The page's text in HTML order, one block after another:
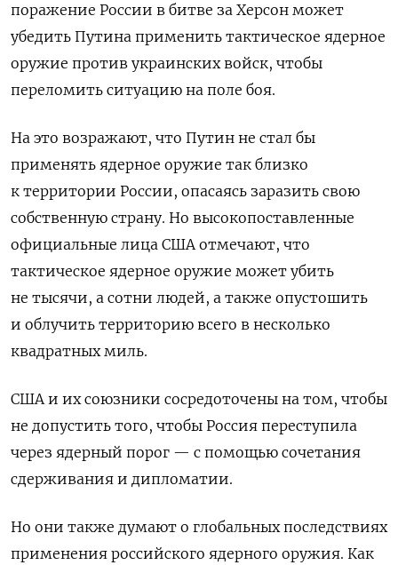
поражение России в битве за Херсон может
убедить Путина применить тактическое ядерное
оружие против украинских войск, чтобы
переломить ситуацию на поле боя.
На это возражают, что Путин не стал бы
применять ядерное оружие так близко
к территории России, опасаясь заразить свою
собственную страну. Но высокопоставленные
официальные лица США отмечают, что
тактическое ядерное оружие может убить
не тысячи, а сотни людей, а также опустошить
и облучить территорию всего в несколько
квадратных миль.
США и их союзники сосредоточены на том, чтобы
не допустить того, чтобы Россия переступила
через ядерный порог — с помощью сочетания
сдерживания и дипломатии.
Но они также думают о глобальных последствиях
применения российского ядерного оружия. Как